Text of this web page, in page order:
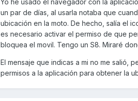
Yo he usado el navegador con la
un par de días, al usarla notaba que
ubicación en la moto. De hecho, salía el
es necesario activar el permiso de que
bloquea el movil. Tengo un S8. Miraré
El mensaje que indicas a mi no me salió,
permisos a la aplicación para obtener la